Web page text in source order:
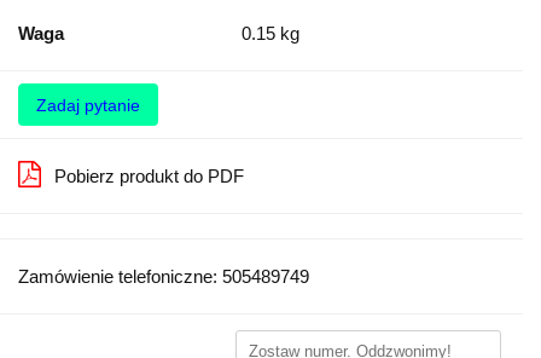
Waga 0.15 kg
Zadaj pytanie
Pobierz produkt do PDF
Zamówienie telefoniczne: 505489749